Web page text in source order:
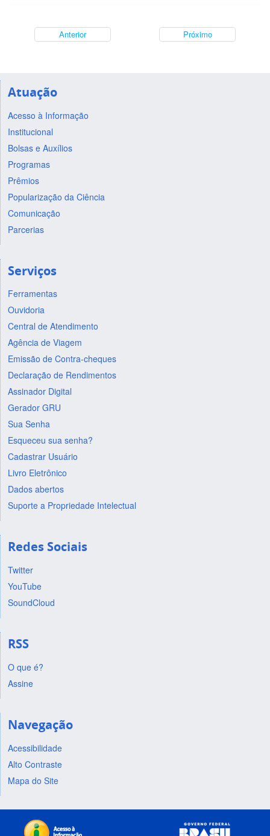
Anterior Próximo
Atuação
Acesso à Informação
Institucional
Bolsas e Auxílios
Programas
Prêmios
Popularização da Ciência
Comunicação
Parcerias
Serviços
Ferramentas
Ouvidoria
Central de Atendimento
Agência de Viagem
Emissão de Contra-cheques
Declaração de Rendimentos
Assinador Digital
Gerador GRU
Sua Senha
Esqueceu sua senha?
Cadastrar Usuário
Livro Eletrônico
Dados abertos
Suporte a Propriedade Intelectual
Redes Sociais
Twitter
YouTube
SoundCloud
RSS
O que é?
Assine
Navegação
Acessibilidade
Alto Contraste
Mapa do Site